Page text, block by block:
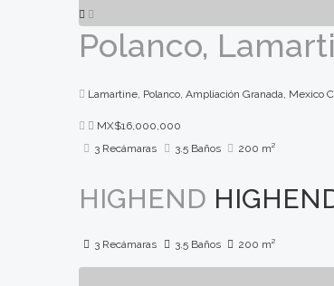
Polanco,
Lamartine, Polanco, Ampliación Granada, Mexico
MX$16,000,000
3 Recámaras
3.5 Baños 200 m²
HIGHEND
3 Recámaras 3.5 Baños 200 m²